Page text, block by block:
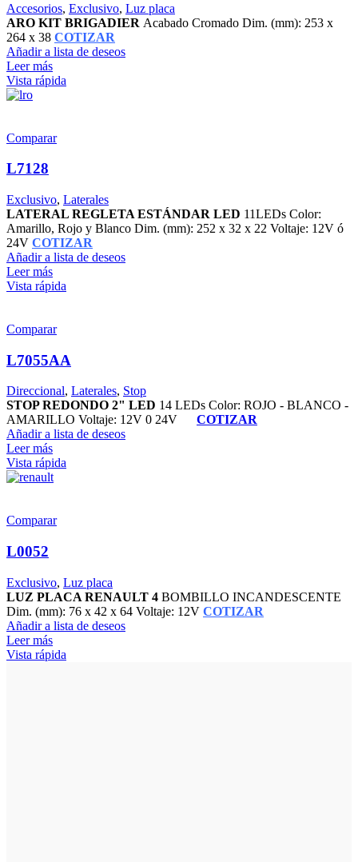
Accesorios, Exclusivo, Luz placa
ARO KIT BRIGADIER Acabado Cromado Dim. (mm): 253 x
264 x 38 COTIZAR
Añadir a lista de deseos
Leer más
Vista rápida
Comparar
L7128
Exclusivo, Laterales
LATERAL REGLETA ESTÁNDAR LED 11LEDs Color:
Amarillo, Rojo y Blanco Dim. (mm): 252 x 32 x 22 Voltaje: 12V ó
24V COTIZAR
Añadir a lista de deseos
Leer más
Vista rápida
Comparar
L7055AA
Direccional, Laterales, Stop
STOP REDONDO 2" LED 14 LEDs Color: ROJO - BLANCO -
AMARILLO Voltaje: 12V 0 24V COTIZAR
Añadir a lista de deseos
Leer más
Vista rápida
Comparar
L0052
Exclusivo, Luz placa
LUZ PLACA RENAULT 4 BOMBILLO INCANDESCENTE
Dim. (mm): 76 x 42 x 64 Voltaje: 12V COTIZAR
Añadir a lista de deseos
Leer más
Vista rápida